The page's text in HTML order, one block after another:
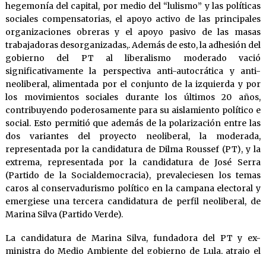
hegemonía del capital, por medio del “lulismo” y las políticas
sociales compensatorias, el apoyo activo de las principales
organizaciones obreras y el apoyo pasivo de las masas
trabajadoras desorganizadas,. Además de esto, la adhesión del
gobierno del PT al liberalismo moderado vació
significativamente la perspectiva anti-autocrática y anti-
neoliberal, alimentada por el conjunto de la izquierda y por
los movimientos sociales durante los últimos 20 años,
contribuyendo poderosamente para su aislamiento político e
social. Esto permitió que además de la polarización entre las
dos variantes del proyecto neoliberal, la moderada,
representada por la candidatura de Dilma Roussef (PT), y la
extrema, representada por la candidatura de José Serra
(Partido de la Socialdemocracia), prevaleciesen los temas
caros al conservadurismo político en la campana electoral y
emergiese una tercera candidatura de perfil neoliberal, de
Marina Silva (Partido Verde).
La candidatura de Marina Silva, fundadora del PT y ex-
ministra do Medio Ambiente del gobierno de Lula, atrajo el